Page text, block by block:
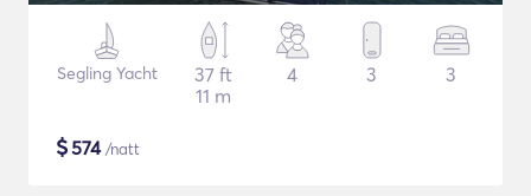
Segling Yacht
37 ft
11 m
4 3 3
$574/natt